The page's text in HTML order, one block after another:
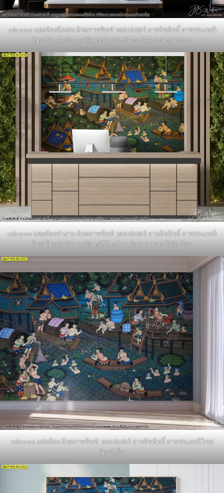
reference แต่งห้องนั่งเล่น ด้วยภาพพิมพ์ วอลเปเปอร์ ลายลิขสิทธิ์ ลายประเพณี
ไทย โทนสีเขียว สดใส ตัดกับเฟอร์นิเจอร์สีดำอย่างสวยงาม
reference แต่งห้องทำงาน ด้วยภาพพิมพ์ วอลเปเปอร์ ลายลิขสิทธิ์ ลายประเพณี
ไทย โทนสีเขียว สดใส ดูมีชีวิตชีวา เข้ากับฉากต้นไม้สีเขียว
reference แต่งห้อง ด้วยภาพพิมพ์ วอลเปเปอร์ ลายลิขสิทธิ์ ลายประเพณีไทย
โทนสีเย็น